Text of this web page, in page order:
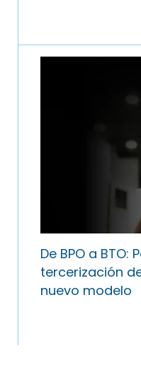
De BPO a BTO:
tercerización
nuevo modelo